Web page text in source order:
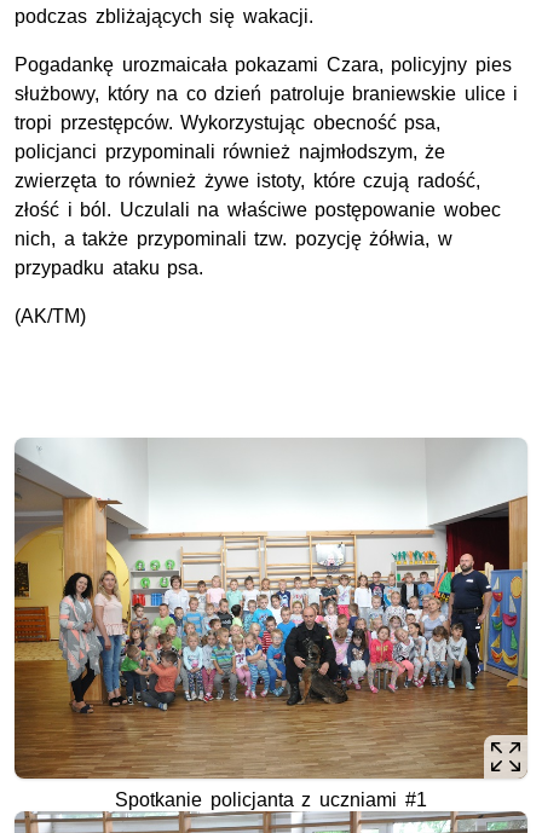
podczas zbliżających się wakacji.
Pogadankę urozmaicała pokazami Czara, policyjny pies
służbowy, który na co dzień patroluje braniewskie ulice i
tropi przestępców. Wykorzystując obecność psa,
policjanci przypominali również najmłodszym, że
zwierzęta to również żywe istoty, które czują radość,
złość i ból. Uczulali na właściwe postępowanie wobec
nich, a także przypominali tzw. pozycję żółwia, w
przypadku ataku psa.
(AK/TM)
Spotkanie policjanta z uczniami #1